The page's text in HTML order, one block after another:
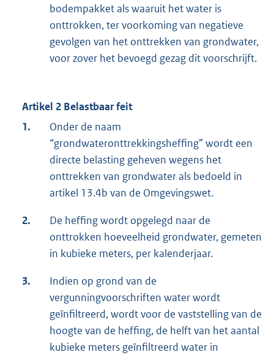
bodempakket als waaruit het water is
onttrokken, ter voorkoming van negatieve
gevolgen van het onttrekken van grondwater,
voor zover het bevoegd gezag dit voorschrijft.
Artikel 2 Belastbaar feit
1.
Onder de naam
“grondwateronttrekkingsheffing” wordt een
directe belasting geheven wegens het
onttrekken van grondwater als bedoeld in
artikel 13.4b van de Omgevingswet.
2.
De heffing wordt opgelegd naar de
onttrokken hoeveelheid grondwater, gemeten
in kubieke meters, per kalenderjaar.
3.
Indien op grond van de
vergunningvoorschriften water wordt
geïnfiltreerd, wordt voor de vaststelling van de
hoogte van de heffing, de helft van het aantal
kubieke meters geïnfiltreerd water in